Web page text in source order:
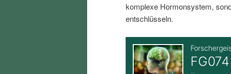
e
komplexe Hormonsystem,
entschlüsseln.